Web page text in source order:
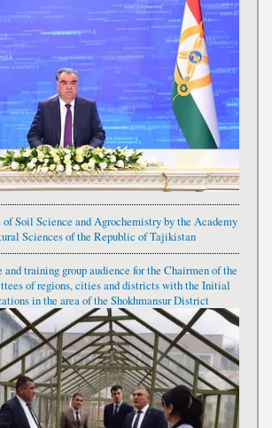
Soil Science and Agrochemistry by the Academy
Sciences of the Republic of Tajikistan
and training group audience for the Chairmen of the
of regions, cities and districts with the Initial
in the area of the Shokhmansur District